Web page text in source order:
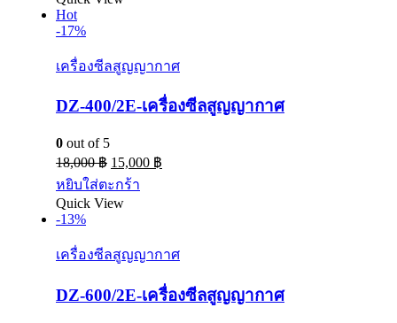
Hot
-17%
เครื่องซีลสูญญากาศ
DZ-400/2E-เครื่องซีลสูญญากาศ
0 out of 5
18,000฿ 15,000 ฿
หยิบใส่ตะกร้า
Quick View
-13%
เครื่องซีลสูญญากาศ
DZ-600/2E-เครื่องซีลสูญญากาศ